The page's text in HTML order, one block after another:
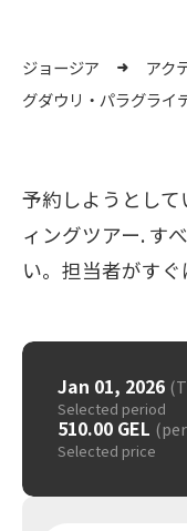
ジョージア アク
グダウリ・パラグライ
予約しようとし
ィングツアー. す
い。担当者がすぐ
Jan 01, 2026
Selected period
510.00 GEL
Selected price